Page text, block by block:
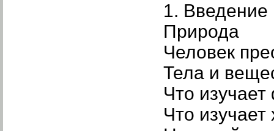
1. Введение
Природа
Человек
Тела и
Что
Что изучает